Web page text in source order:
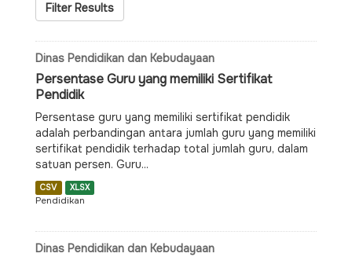
Filter Results
Dinas Pendidikan dan Kebudayaan
Persentase Guru yang memiliki Sertifikat
Pendidik
Persentase guru yang memiliki sertifikat pendidik
adalah perbandingan antara jumlah guru yang memiliki
sertifikat pendidik terhadap total jumlah guru, dalam
satuan persen. Guru...
CSV XLSX
Pendidikan
Dinas Pendidikan dan Kebudayaan